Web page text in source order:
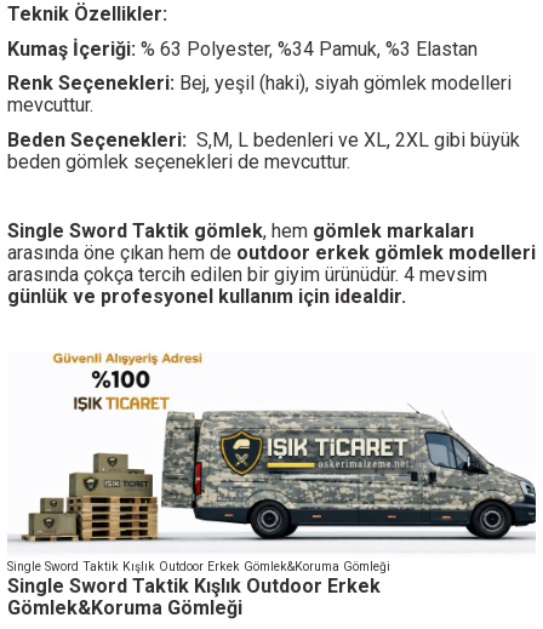
Teknik Özellikler:
Kumaş İçeriği: % 63 Polyester, %34 Pamuk, %3 Elastan
Renk Seçenekleri: Bej, yeşil (haki), siyah gömlek modelleri
mevcuttur.
Beden Seçenekleri: S,M, L bedenleri ve XL, 2XL gibi büyük
beden gömlek seçenekleri de mevcuttur.
Single Sword Taktik gömlek, hem gömlek markaları
arasında öne çıkan hem de outdoor erkek gömlek modelleri
arasında çokça tercih edilen bir giyim ürünüdür. 4 mevsim
günlük ve profesyonel kullanım için idealdir.
Single Sword Taktik Kışlık Outdoor Erkek Gömlek&Koruma Gömleği
Single Sword Taktik Kışlık Outdoor Erkek
Gömlek&Koruma Gömleği